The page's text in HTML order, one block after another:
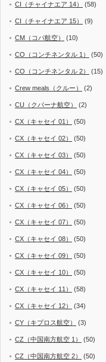
CI（チャイナエア 14） (58)
CI（チャイナエア 15） (9)
CM（コパ航空） (10)
CO（コンチネンタル 1） (50)
CO（コンチネンタル 2） (15)
Crew meals（クルー） (2)
CU（クバーナ航空） (2)
CX（キャセイ 01） (50)
CX（キャセイ 02） (50)
CX（キャセイ 03） (50)
CX（キャセイ 04） (50)
CX（キャセイ 05） (50)
CX（キャセイ 06） (50)
CX（キャセイ 07） (50)
CX（キャセイ 08） (50)
CX（キャセイ 09） (50)
CX（キャセイ 10） (50)
CX（キャセイ 11） (58)
CX（キャセイ 12） (34)
CY（キプロス航空） (3)
CZ（中国南方航空 1） (50)
CZ（中国南方航空 2） (50)